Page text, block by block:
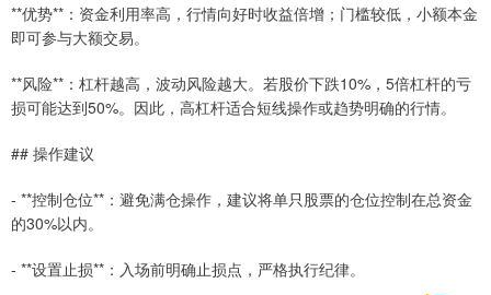
**优势**：资金利用率高，行情向好时收益倍增；门槛较低，小额本金
即可参与大额交易。
**风险**：杠杆越高，波动风险越大。若股价下跌10%，5倍杠杆的亏
损可能达到50%。因此，高杠杆适合短线操作或趋势明确的行情。
## 操作建议
- **控制仓位**：避免满仓操作，建议将单只股票的仓位控制在总资金
的30%以内。
- **设置止损**：入场前明确止损点，严格执行纪律。